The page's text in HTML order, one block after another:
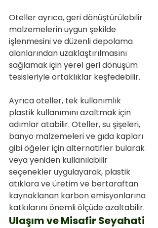
Oteller ayrıca, geri dönüştürülebilir
malzemelerin uygun şekilde
işlenmesini ve düzenli depolama
alanlarından uzaklaştırılmasını
sağlamak için yerel geri dönüşüm
tesisleriyle ortaklıklar keşfedebilir.
Ayrıca oteller, tek kullanımlık
plastik kullanımını azaltmak için
adımlar atabilir. Oteller, su şişeleri,
banyo malzemeleri ve gıda kapları
gibi öğeler için alternatifler bularak
veya yeniden kullanılabilir
seçenekler uygulayarak, plastik
atıklara ve üretim ve bertaraftan
kaynaklanan karbon emisyonlarına
katkılarını önemli ölçüde azaltabilir.
Ulaşım ve Misafir Seyahati